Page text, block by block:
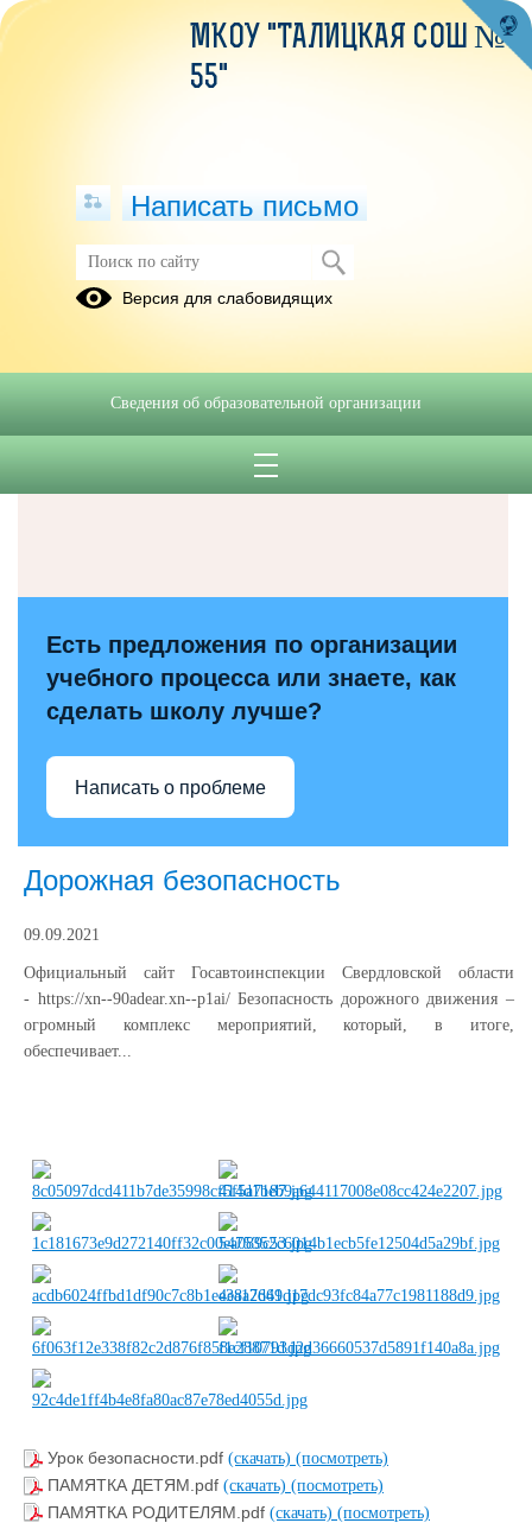
Есть предложения по организации
учебного процесса или знаете, как
сделать школу лучше?
Написать о проблеме
Дорожная безопасность
09.09.2021
Официальный сайт Госавтоинспекции Свердловской области
- https://xn--90adear.xn--p1ai/ Безопасность дорожного движения –
огромный комплекс мероприятий, который, в итоге,
обеспечивает...
Урок безопасности.pdf (скачать) (посмотреть)
ПАМЯТКА ДЕТЯМ.pdf (скачать) (посмотреть)
ПАМЯТКА РОДИТЕЛЯМ.pdf (скачать) (посмотреть)
МКОУ "ТАЛИЦКАЯ СОШ №
55"
Написать письмо
Версия для слабовидящих
Сведения об образовательной организации